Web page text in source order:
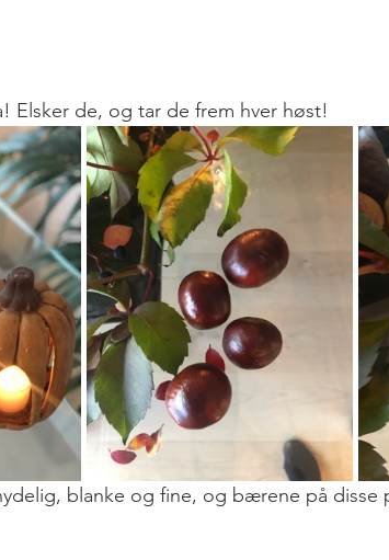
Elsker de, og tar de frem hver høst!
blanke og fine, og bærene på disse